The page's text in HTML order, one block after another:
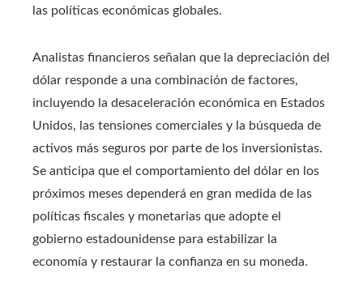
las políticas económicas globales.
Analistas financieros señalan que la depreciación del
dólar responde a una combinación de factores,
incluyendo la desaceleración económica en Estados
Unidos, las tensiones comerciales y la búsqueda de
activos más seguros por parte de los inversionistas.
Se anticipa que el comportamiento del dólar en los
próximos meses dependerá en gran medida de las
políticas fiscales y monetarias que adopte el
gobierno estadounidense para estabilizar la
economía y restaurar la confianza en su moneda.